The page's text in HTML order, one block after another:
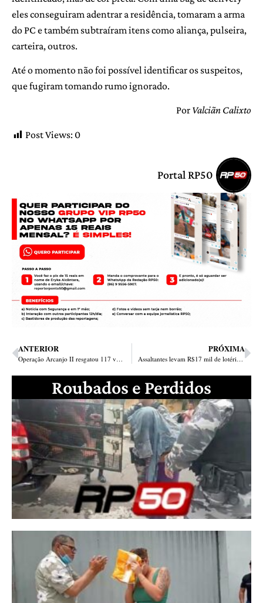
eles conseguiram adentrar a residência, tomaram a arma
do PC e também subtraíram itens como aliança, pulseira,
carteira, outros.
Até o momento não foi possível identificar os suspeitos,
que fugiram tomando rumo ignorado.
Por Valciãn Calixto
Post Views: 0
Portal RP50
ANTERIOR
Operação Arcanjo II resgatou 117 veículos e apreendeu 32 armas de fogo em 15 dias
PRÓXIMA
Assaltantes levam R$17 mil de lotérica em Angical do Piauí
Roubados e Perdidos